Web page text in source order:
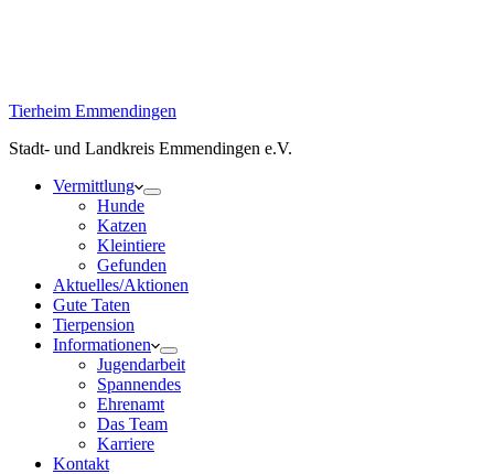
Tierheim Emmendingen
Stadt- und Landkreis Emmendingen e.V.
Vermittlung
Hunde
Katzen
Kleintiere
Gefunden
Aktuelles/Aktionen
Gute Taten
Tierpension
Informationen
Jugendarbeit
Spannendes
Ehrenamt
Das Team
Karriere
Kontakt